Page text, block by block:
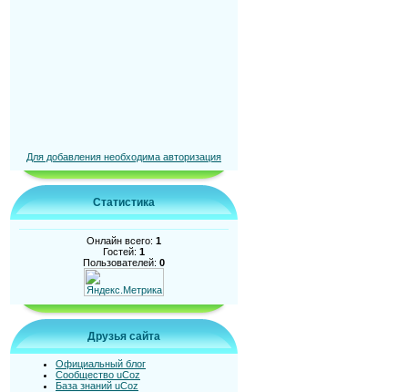
Для добавления необходима авторизация
Статистика
Онлайн всего: 1
Гостей: 1
Пользователей: 0
Друзья сайта
Официальный блог
Сообщество uCoz
База знаний uCoz